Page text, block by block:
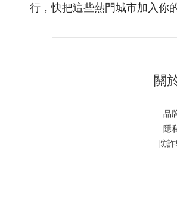
行，快把這些熱門城市加入你
關
品
隱
防